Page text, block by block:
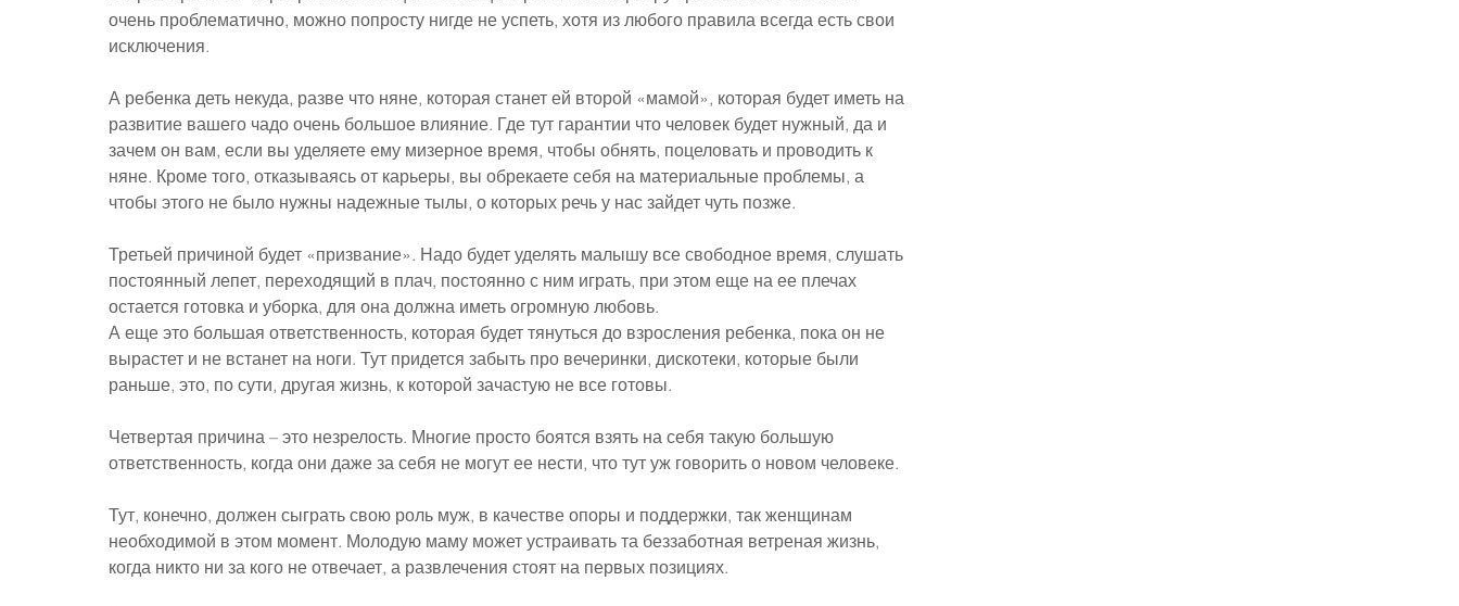
очень проблематично, можно попросту нигде не успеть, хотя из любого правила всегда есть свои
исключения.
А ребенка деть некуда, разве что няне, которая станет ей второй «мамой», которая будет иметь на
развитие вашего чадо очень большое влияние. Где тут гарантии что человек будет нужный, да и
зачем он вам, если вы уделяете ему мизерное время, чтобы обнять, поцеловать и проводить к
няне. Кроме того, отказываясь от карьеры, вы обрекаете себя на материальные проблемы, а
чтобы этого не было нужны надежные тылы, о которых речь у нас зайдет чуть позже.
Третьей причиной будет «призвание». Надо будет уделять малышу все свободное время, слушать
постоянный лепет, переходящий в плач, постоянно с ним играть, при этом еще на ее плечах
остается готовка и уборка, для она должна иметь огромную любовь.
А еще это большая ответственность, которая будет тянуться до взросления ребенка, пока он не
вырастет и не встанет на ноги. Тут придется забыть про вечеринки, дискотеки, которые были
раньше, это, по сути, другая жизнь, к которой зачастую не все готовы.
Четвертая причина – это незрелость. Многие просто боятся взять на себя такую большую
ответственность, когда они даже за себя не могут ее нести, что тут уж говорить о новом человеке.
Тут, конечно, должен сыграть свою роль муж, в качестве опоры и поддержки, так женщинам
необходимой в этом момент. Молодую маму может устраивать та беззаботная ветреная жизнь,
когда никто ни за кого не отвечает, а развлечения стоят на первых позициях.